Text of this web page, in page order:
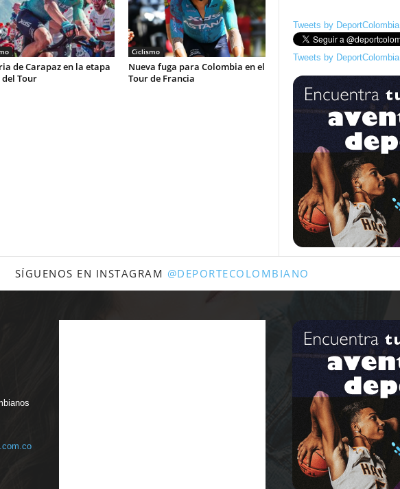
de Carapaz en la etapa
Tour
Ciclismo
Nueva fuga para Colombia en el
Tour de Francia
Tweets by DeportColombia
Tweets by DeportColombia
SÍGUENOS EN INSTAGRAM @DEPORTECOLOMBIANO